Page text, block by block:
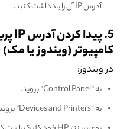
آدرس IP آن را یادداشت کنید.
کامپیوتر (ویندوز یا مک)
در ویندوز:
به “Control Panel” بروید.
به “Devices and Printers” بروید.